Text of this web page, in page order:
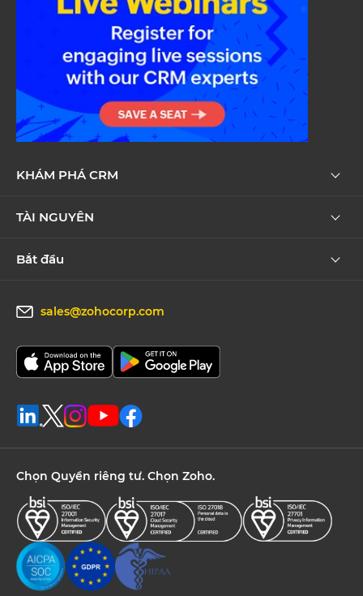
KHÁM PHÁ CRM
TÀI NGUYÊN
Bắt đầu
sales@zohocorp.com
Chọn Quyền riêng tư. Chọn Zoho.